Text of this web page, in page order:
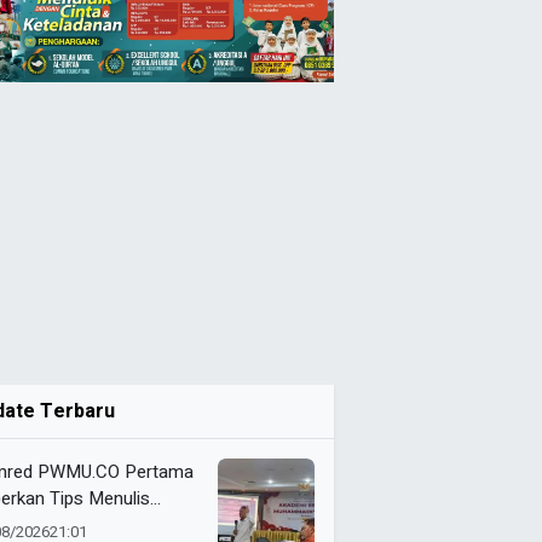
Terbaru
PWMU.CO Pertama
Tips Menulis
di Media Populer
202621:01